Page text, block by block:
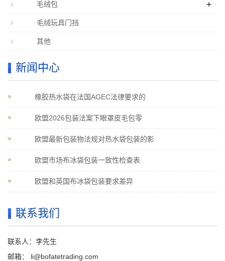
毛绒包 +
毛绒玩具门挡
其他
新闻中心
橡胶热水袋在法国AGEC法律要求的
欧盟2026包装法案下眼罩皮毛包零
欧盟最新包装物法规对热水袋包装的影
欧盟市场布冰袋包装一致性检查表
欧盟和英国布冰袋包装要求差异
联系我们
联系人：李先生
邮箱：
li@bofatetrading.com